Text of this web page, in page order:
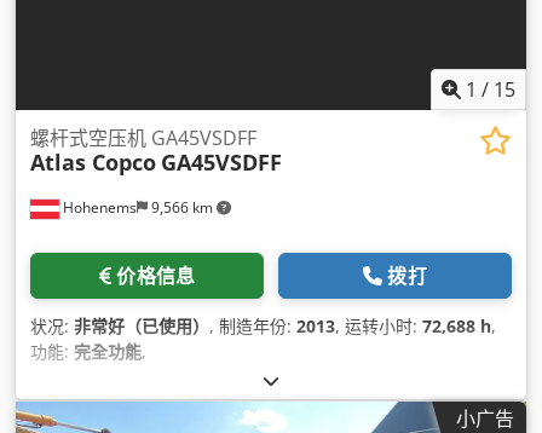
1 / 15
Hohenems 9,566 km
螺杆式空压机 GA45VSDFF
Atlas Copco GA45VSDFF
价格信息 拨打
状况: 非常好（已使用） , 制造年份: 2013, 运转小时: 72,688 h,
功能: 完全功能,
小广告